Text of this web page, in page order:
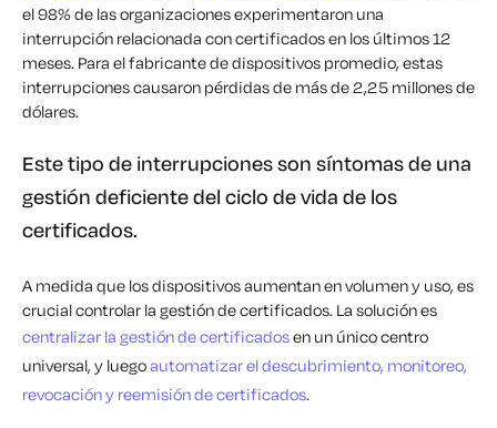
el 98% de las organizaciones experimentaron una
interrupción relacionada con certificados en los últimos 12
meses. Para el fabricante de dispositivos promedio, estas
interrupciones causaron pérdidas de más de 2,25 millones de
dólares.
Este tipo de interrupciones son síntomas de una
gestión deficiente del ciclo de vida de los
certificados.
A medida que los dispositivos aumentan en volumen y uso, es
crucial controlar la gestión de certificados. La solución es
centralizar la gestión de certificadosen un único centro
universal, y luegoautomatizar el descubrimiento, monitoreo,
revocación y reemisión de certificados.